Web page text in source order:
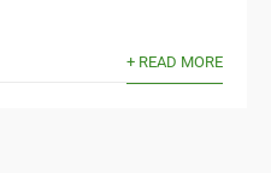
+ READ MORE